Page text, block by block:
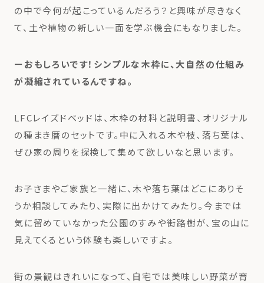
の中で今何が起こっているんだろう？と興味が尽きなく
て、土や植物の新しい一面を学ぶ機会にもなりました。
ーおもしろいです！シンプルな木枠に、大自然の仕組み
が凝縮されているんですね。
LFCレイズドベッドは、木枠の材料と説明書、オリジナル
の種まき暦のセットです。中に入れる木や枝、落ち葉は、
ぜひ家の周りを探検して集めて欲しいなと思います。
お子さまやご家族と一緒に、木や落ち葉はどこにありそ
うか相談してみたり、実際に出かけてみたり。今までは
気に留めていなかった公園のすみや街路樹が、宝の山に
見えてくるという体験も楽しいですよ。
街の景観はきれいになって、自宅では美味しい野菜が育